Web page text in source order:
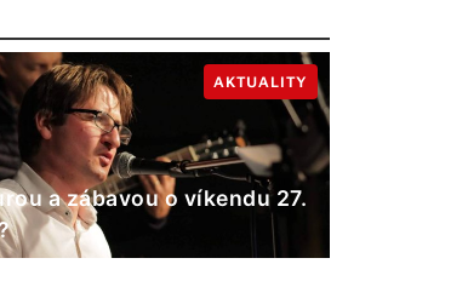
a zábavou o víkendu 27.
AKTUALITY